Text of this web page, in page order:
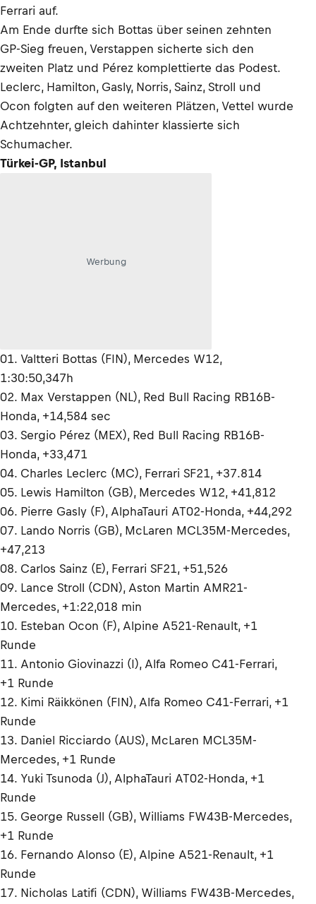
Ferrari auf.
Am Ende durfte sich Bottas über seinen zehnten
GP-Sieg freuen, Verstappen sicherte sich den
zweiten Platz und Pérez komplettierte das Podest.
Leclerc, Hamilton, Gasly, Norris, Sainz, Stroll und
Ocon folgten auf den weiteren Plätzen, Vettel wurde
Achtzehnter, gleich dahinter klassierte sich
Schumacher.
Türkei-GP, Istanbul
Werbung
01. Valtteri Bottas (FIN), Mercedes W12,
1:30:50,347h
02. Max Verstappen (NL), Red Bull Racing RB16B-
Honda, +14,584 sec
03. Sergio Pérez (MEX), Red Bull Racing RB16B-
Honda, +33,471
04. Charles Leclerc (MC), Ferrari SF21, +37.814
05. Lewis Hamilton (GB), Mercedes W12, +41,812
06. Pierre Gasly (F), AlphaTauri AT02-Honda, +44,292
07. Lando Norris (GB), McLaren MCL35M-Mercedes,
+47,213
08. Carlos Sainz (E), Ferrari SF21, +51,526
09. Lance Stroll (CDN), Aston Martin AMR21-
Mercedes, +1:22,018 min
10. Esteban Ocon (F), Alpine A521-Renault, +1
Runde
11. Antonio Giovinazzi (I), Alfa Romeo C41-Ferrari,
+1 Runde
12. Kimi Räikkönen (FIN), Alfa Romeo C41-Ferrari, +1
Runde
13. Daniel Ricciardo (AUS), McLaren MCL35M-
Mercedes, +1 Runde
14. Yuki Tsunoda (J), AlphaTauri AT02-Honda, +1
Runde
15. George Russell (GB), Williams FW43B-Mercedes,
+1 Runde
16. Fernando Alonso (E), Alpine A521-Renault, +1
Runde
17. Nicholas Latifi (CDN), Williams FW43B-Mercedes,